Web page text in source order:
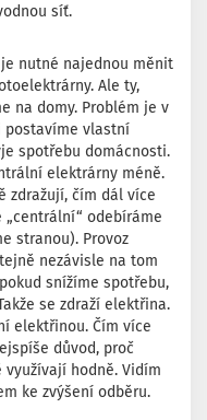
síť.
nutné najednou měnit
Ale ty,
na domy. Problém je v
postavíme vlastní
spotřebu domácnosti.
elektrárny méně.
zdražují, čím dál více
odebíráme
stranou). Provoz
nezávisle na tom
snížíme spotřebu,
se zdraží elektřina.
elektřinou. Čím více
důvod, proč
hodně. Vidím
ke zvýšení odběru.